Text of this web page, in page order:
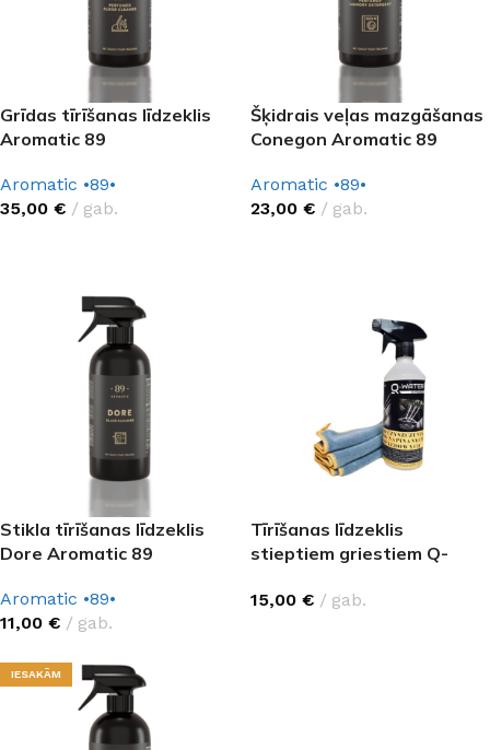
Grīdas tīrīšanas līdzeklis
Aromatic 89
Aromatic •89•
35,00 € gab.
Šķidrais veļas mazgāšanas
Conegon Aromatic 89
Aromatic •89•
23,00 € gab.
Stikla tīrīšanas līdzeklis
Dore Aromatic 89
Aromatic •89•
11,00 € gab.
Tīrīšanas līdzeklis
stieptiem griestiem Q-
15,00 € gab.
IESAKĀM